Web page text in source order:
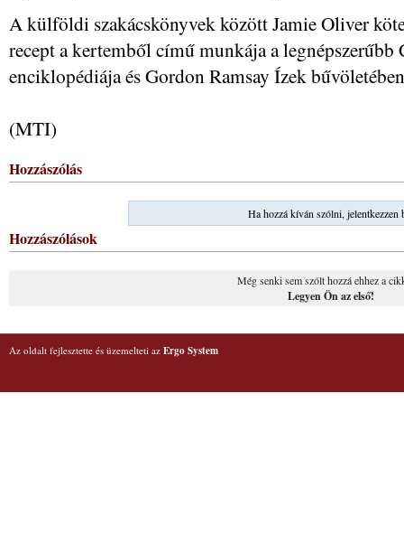
A külföldi szakácskönyvek között Jamie Oliver
recept a kertemből című munkája a legnépszerűbb
enciklopédiája és Gordon Ramsay Ízek
(MTI)
Hozzászólás
Ha hozzá kíván szólni, jelentkezzen
Hozzászólások
Még senki sem szólt hozzá ehhez a
Legyen Ön az első!
Az oldalt fejlesztette és üzemelteti az Ergo System